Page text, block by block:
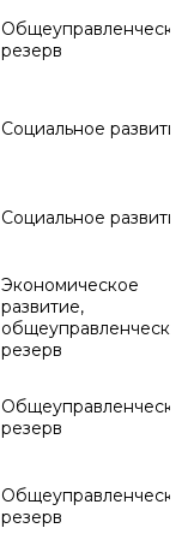
Общеуправленческий
резерв
Социальное развитие
Социальное развитие
Экономическое
развитие,
общеуправленческий
резерв
Общеуправленческий
резерв
Общеуправленческий
резерв